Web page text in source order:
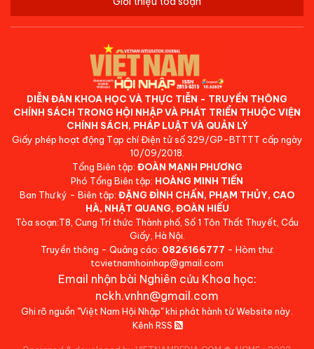
DIỄN ĐÀN KHOA HỌC VÀ THỰC TIỄN - TRUYỀN THÔNG
CHÍNH SÁCH TRONG HỘI NHẬP VÀ PHÁT TRIỂN THUỘC VIỆN
CHÍNH SÁCH, PHÁP LUẬT VÀ QUẢN LÝ
Giấy phép hoạt động Tạp chí Điện tử số 329/GP-BTTTT cấp ngày
10/09/2018.
Tổng Biên tập: ĐOÀN MẠNH PHƯƠNG
Phó Tổng Biên tập: HOÀNG MINH TIẾN
Ban Thư ký - Biên tập: ĐẶNG ĐÌNH CHẤN, PHẠM THỦY, CAO
HÀ, NHẬT QUANG, ĐOÀN HIẾU
Tòa soạn:T8, Cung Trí thức Thành phố, Số 1 Tôn Thất Thuyết, Cầu
Giấy, Hà Nội.
Truyền thông - Quảng cáo: 0826166777 - Hòm thư:
tcvietnamhoinhap@gmail.com
Email nhận bài Nghiên cứu Khoa học:
nckh.vnhn@gmail.com
Ghi rõ nguồn "Việt Nam Hội Nhập" khi phát hành từ Website này.
Kênh RSS